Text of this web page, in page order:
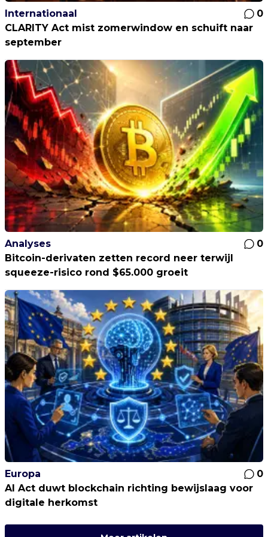
Internationaal
0
CLARITY Act mist zomerwindow en schuift naar
september
Analyses
0
Bitcoin-derivaten zetten record neer terwijl
squeeze-risico rond $65.000 groeit
Europa
0
AI Act duwt blockchain richting bewijslaag voor
digitale herkomst